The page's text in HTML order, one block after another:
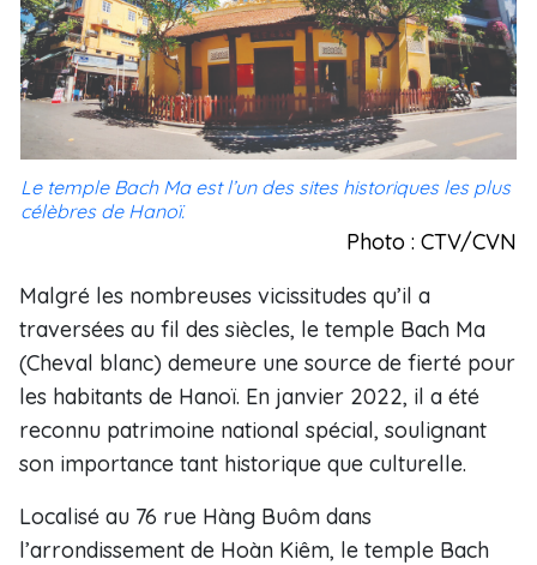
Le temple Bach Ma est l’un des sites historiques les plus
célèbres de Hanoï.
Photo : CTV/CVN
Malgré les nombreuses vicissitudes qu’il a
traversées au fil des siècles, le temple Bach Ma
(Cheval blanc) demeure une source de fierté pour
les habitants de Hanoï. En janvier 2022, il a été
reconnu patrimoine national spécial, soulignant
son importance tant historique que culturelle.
Localisé au 76 rue Hàng Buôm dans
l’arrondissement de Hoàn Kiêm, le temple Bach